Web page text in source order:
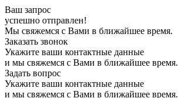
Ваш запрос
успешно отправлен!
Мы свяжемся с Вами в ближайшее время.
Заказать звонок
Укажите ваши контактные данные
и мы свяжемся с Вами в ближайшее время.
Задать вопрос
Укажите ваши контактные данные
и мы свяжемся с Вами в ближайшее время.